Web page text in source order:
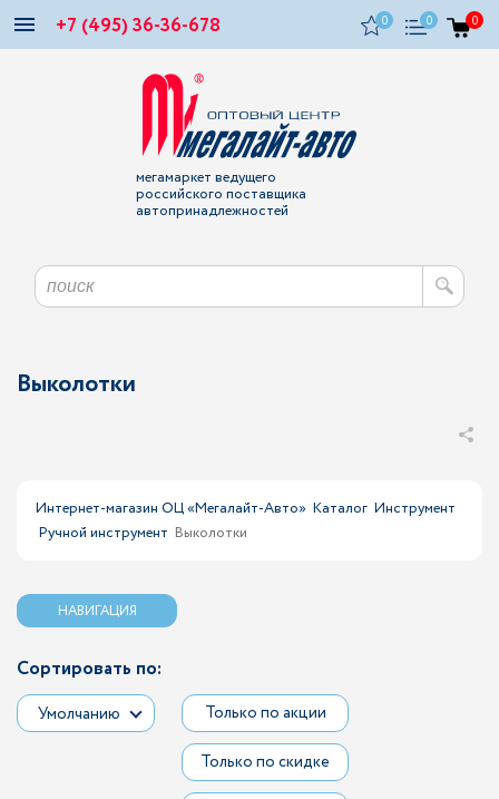
+7 (495) 36-36-678 0 0 0
мегамаркет ведущего
российского поставщика
автопринадлежностей
Выколотки
Интернет-магазин ОЦ «Мегалайт-Авто» Каталог Инструмент
Ручной инструмент Выколотки
НАВИГАЦИЯ
Сортировать по:
Умолчанию Только по акции
Только по скидке